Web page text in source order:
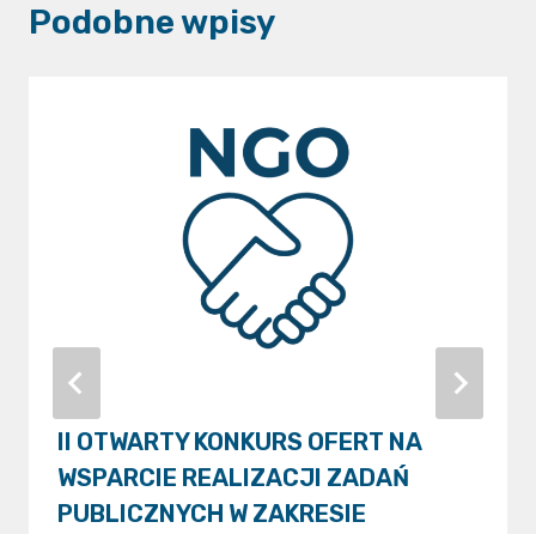
Podobne wpisy
II OTWARTY KONKURS OFERT NA
WSPARCIE REALIZACJI ZADAŃ
PUBLICZNYCH W ZAKRESIE